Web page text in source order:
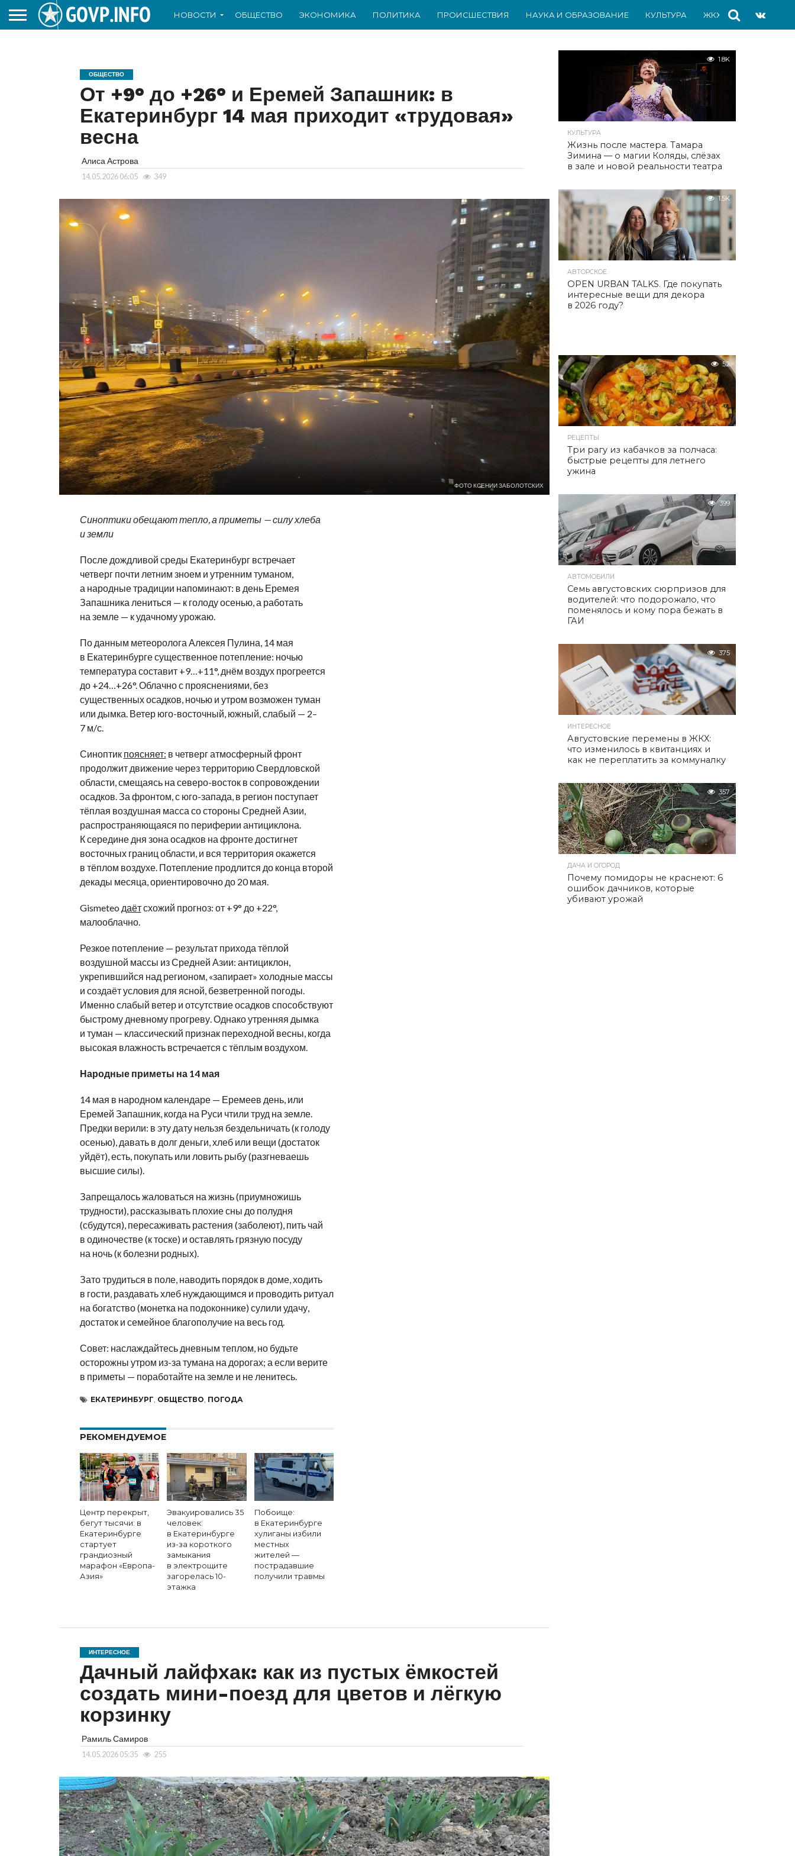
НОВОСТИ ОБЩЕСТВО ЭКОНОМИКА ПОЛИТИКА ПРОИСШЕСТВИЯ НАУКА И ОБРАЗОВАНИЕ КУЛЬТУРА ЖКХ СПОРТ
ОБЩЕСТВО
От +9° до +26° и Еремей Запашник: в
Екатеринбург 14 мая приходит «трудовая»
весна
Алиса Астрова
14.05.2026 06:05 349
ФОТО КСЕНИИ ЗАБОЛОТСКИХ
Синоптики обещают тепло, а приметы —силу хлеба
иземли
После дождливой среды Екатеринбург встречает
четверг почти летним зноем и утренним туманом,
а народные традиции напоминают: в день Еремея
Запашника лениться — к голоду осенью, а работать
на земле — кудачному урожаю.
По данным метеоролога Алексея Пулина, 14 мая
в Екатеринбурге существенное потепление: ночью
температура составит +9…+11°, днём воздух прогреется
до +24…+26°. Облачно с прояснениями, без
существенных осадков, ночью и утром возможен туман
или дымка. Ветер юго-восточный, южный, слабый — 2–
7 м/с.
Синоптик поясняет: в четверг атмосферный фронт
продолжит движение через территорию Свердловской
области, смещаясь на северо-востокв сопровождении
осадков. За фронтом, с юго-запада, в регион поступает
тёплая воздушная масса состороны Средней Азии,
распространяющаяся по периферии антициклона.
Ксередине дня зона осадков на фронте достигнет
восточных границ области, и вся территория окажется
в тёплом воздухе. Потепление продлится до конца второй
декады месяца, ориентировочно до 20 мая.
Gismeteo даётсхожий прогноз: от +9° до +22°,
малооблачно.
Резкое потепление — результат прихода тёплой
воздушной массы изСредней Азии: антициклон,
укрепившийся над регионом, «запирает» холодные массы
и создаёт условия для ясной, безветренной погоды.
Именно слабый ветер и отсутствие осадков способствуют
быстрому дневному прогреву. Однако утренняя дымка
и туман — классический признак переходной весны, когда
высокая влажность встречается стёплым воздухом.
Народные приметы на 14 мая
14 мая в народном календаре — Еремеев день, или
Еремей Запашник, когда на Руси чтили труд на земле.
Предки верили: в эту дату нельзя бездельничать (к голоду
осенью), давать в долг деньги, хлеб или вещи (достаток
уйдёт), есть, покупать или ловить рыбу (разгневаешь
высшие силы).
Запрещалось жаловаться на жизнь (приумножишь
трудности), рассказывать плохие сны до полудня
(сбудутся), пересаживать растения (заболеют), пить чай
в одиночестве (ктоске) и оставлять грязную посуду
на ночь (к болезни родных).
Зато трудиться в поле, наводить порядок в доме, ходить
в гости, раздавать хлеб нуждающимся и проводить ритуал
на богатство (монетка на подоконнике) сулили удачу,
достаток и семейное благополучие на весь год.
Совет: наслаждайтесь дневным теплом, но будьте
осторожны утром из-за тумана на дорогах; а если верите
в приметы — поработайте на земле и не ленитесь.
ЕКАТЕРИНБУРГ, ОБЩЕСТВО, ПОГОДА
РЕКОМЕНДУЕМОЕ
Центр перекрыт,
бегут тысячи: в
Екатеринбурге
стартует
грандиозный
марафон «Европа-
Азия»
Эвакуировались 35
человек:
в Екатеринбурге
из-за короткого
замыкания
в электрощите
загорелась 10-
этажка
Побоище:
в Екатеринбурге
хулиганы избили
местных
жителей —
пострадавшие
получили травмы
ИНТЕРЕСНОЕ
Дачный лайфхак: как из пустых ёмкостей
создать мини-поезд для цветов и лёгкую
корзинку
Рамиль Самиров
14.05.2026 05:35 255
1.8K
КУЛЬТУРА
Жизнь после мастера. Тамара
Зимина — о магии Коляды, слёзах
в зале и новой реальности театра
1.5K
АВТОРСКОЕ
OPEN URBAN TALKS. Где покупать
интересные вещи для декора
в 2026 году?
52
РЕЦЕПТЫ
Три рагу из кабачков за полчаса:
быстрые рецепты для летнего
ужина
399
АВТОМОБИЛИ
Семь августовских сюрпризов для
водителей: что подорожало, что
поменялось и кому пора бежать в
ГАИ
375
ИНТЕРЕСНОЕ
Августовские перемены в ЖКХ:
что изменилось в квитанциях и
как не переплатить за коммуналку
357
ДАЧА И ОГОРОД
Почему помидоры не краснеют: 6
ошибок дачников, которые
убивают урожай